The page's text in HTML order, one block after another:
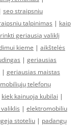
seo straipsniu
talpinimas | kaip
geriausią valiklį
kieme | aikštelės
| geriausias
| geriausias maistas
mobiliųjų telefonų
kiek kainuoja kubilai |
| elektromobiliu
stoteliu | padangų